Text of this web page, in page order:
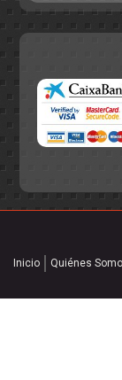
Inicio Quiénes